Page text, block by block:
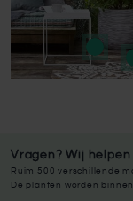
Vragen? Wij
Ruim 500 verschillende
De planten worden